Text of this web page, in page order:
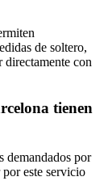
de soltero,
directamente con
tienen
demandados por
este servicio